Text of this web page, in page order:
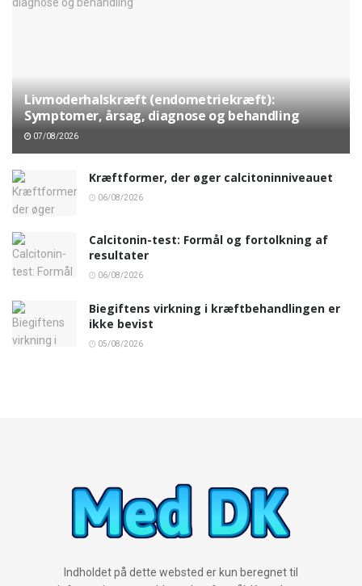
Livmoderhalskræft (endometriekræft):
Symptomer, årsag, diagnose og behandling
07/08/2026
Kræftformer, der øger calcitoninniveauet
06/08/2026
Calcitonin-test: Formål og fortolkning af
resultater
06/08/2026
Biegiftens virkning i kræftbehandlingen er
ikke bevist
05/08/2026
Indholdet på dette websted er kun beregnet til